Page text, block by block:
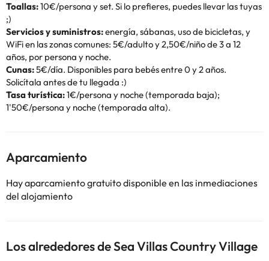
Toallas:10€/persona y set. Si lo prefieres, puedes llevar las tuyas
;)
Servicios y suministros:energía, sábanas, uso de bicicletas, y
WiFi en las zonas comunes: 5€/adulto y 2,50€/niño de 3 a 12
años, por persona y noche.
Cunas:5€/día. Disponibles para bebés entre 0 y 2 años.
Solicítala antes de tu llegada :)
Tasa turística:1€/persona y noche (temporada baja);
1'50€/persona y noche (temporada alta).
Aparcamiento
Hay aparcamiento gratuito disponible en las inmediaciones
del alojamiento
Los alrededores de Sea Villas Country Village